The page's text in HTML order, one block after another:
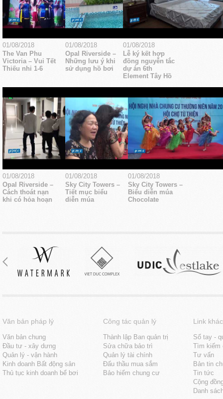
01/08/2018
The Van Phu
Victoria – Vui Tết
Thiếu nhi 1-6
01/08/2018
Opal Riverside –
Những lưu ý khi
sử dụng hồ bơi
01/08/2018
Lễ ký kết hợp
đồng nguyễn tắc
dự án 6th
Element Tây Hồ
01/08/2018
Opal Riverside –
Cách thoát nạn
khi có hỏa hoạn
01/08/2018
Sky City Towers –
Tiết mục biểu
diễn múa
01/08/2018
Sky City Towers –
Biểu diễn múa
Chocolate
Văn bản pháp lý
Văn bản chung
Đầu tư - xây dưng
Quản lý - vận hành
Kinh doanh Bất động sản
Thủ tục kinh doanh bể bơi
Công tác quản lý
Thành lập Ban quản trị
Sửa chữa bảo trì
Quản lý tài chính
Đấu thầu mua sắm
Bảo hiểm chung cư
Link khác
Sổ tay -
Tìm kiếm
Tư vấn
Bản tin
Tin tức
Cộng
Danh